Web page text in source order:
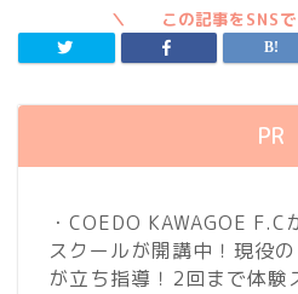
PR
・COEDO KAWAGOE
スクールが開講中！現役
が立ち指導！2回まで体験